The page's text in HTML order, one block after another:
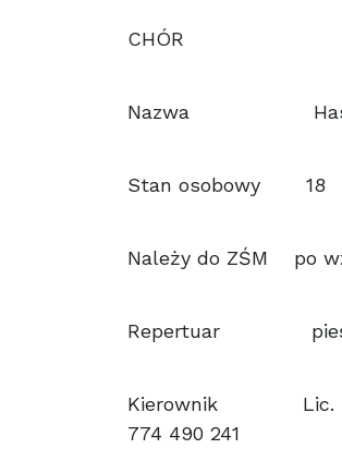
CHÓR
Nazwa Hasło –
Stan osobowy 18
Należy do ZŚM po
Repertuar pieśni
Kierownik Lic.
774 490 241